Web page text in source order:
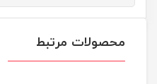
محصولات مرتبط